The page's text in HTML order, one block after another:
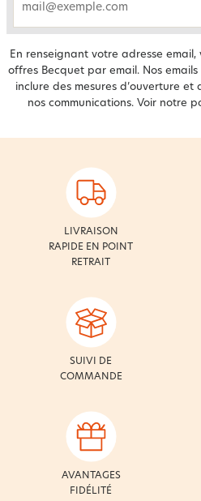
En renseignant votre adresse
offres Becquet par email. Nos
inclure des mesures d’ouverture et
nos communications. Voir notre
LIVRAISON
RAPIDE EN POINT
RETRAIT
SUIVI DE
COMMANDE
AVANTAGES
FIDÉLITÉ